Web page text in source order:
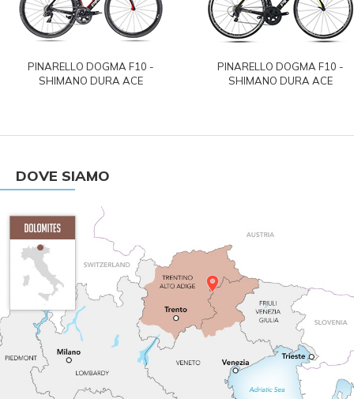
PINARELLO DOGMA F10 -
SHIMANO DURA ACE
PINARELLO DOGMA F10 -
SHIMANO DURA ACE
DOVE SIAMO